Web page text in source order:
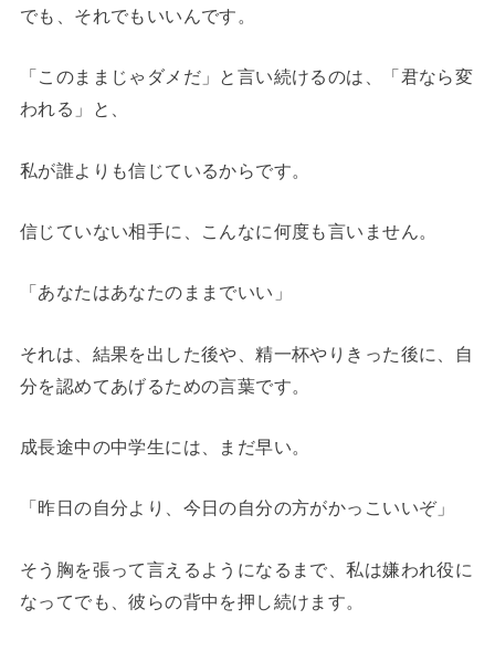
でも、それでもいいんです。
「このままじゃダメだ」と言い続けるのは、「君なら変
われる」と、
私が誰よりも信じているからです。
信じていない相手に、こんなに何度も言いません。
「あなたはあなたのままでいい」
それは、結果を出した後や、精一杯やりきった後に、自
分を認めてあげるための言葉です。
成長途中の中学生には、まだ早い。
「昨日の自分より、今日の自分の方がかっこいいぞ」
そう胸を張って言えるようになるまで、私は嫌われ役に
なってでも、彼らの背中を押し続けます。